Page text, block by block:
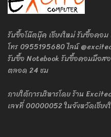
รับซื้อโน๊ตบุ๊ค เชียงใหม่ รับซื้อคอม
โทร 0955195680 ไลน์
รับซื้อ Notebook รับซื้อคอมมือสอ
ตลอด 24 ชม
ภายใต้การบริหารโดย ร้าน
เลขที่ 00000052 ในจังหวัดเชียง